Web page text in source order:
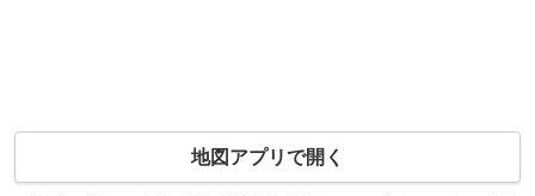
地図アプリで開く